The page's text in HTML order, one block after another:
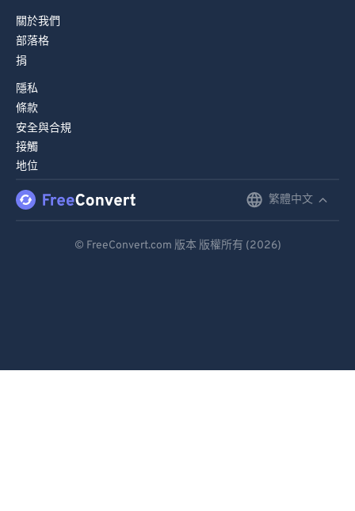
關於我們
部落格
捐
隱私
條款
安全與合規
接觸
地位
繁體中文
© FreeConvert.com 版本 版權所有 (2026)